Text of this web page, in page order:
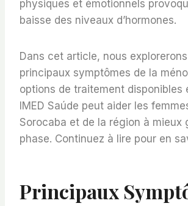
physiques et émotionnels
baisse des niveaux d’hormones.
Dans cet article, nous
principaux symptômes de la
options de traitement disponibles
IMED Saúde peut aider les
Sorocaba et de la région à mieux
phase. Continuez à lire pour en
Principaux